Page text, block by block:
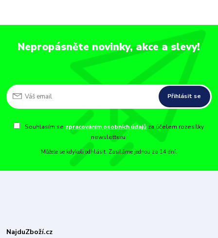
Nepropásněte novinky, akce a slevy!
Přihlásit se
Souhlasím se zpracováním osobních údajů za účelem rozesílky
newsletteru.
Můžete se kdykoli odhlásit. Zasíláme jednou za 14 dní.
NajduZboží.cz